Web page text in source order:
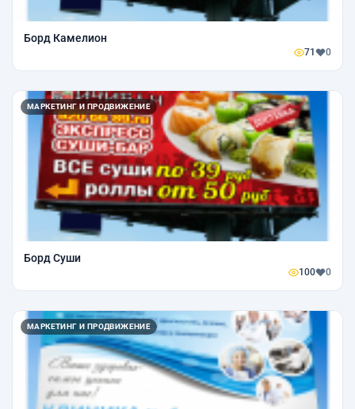
Борд Камелион
71 0
МАРКЕТИНГ И ПРОДВИЖЕНИЕ
Борд Суши
100 0
МАРКЕТИНГ И ПРОДВИЖЕНИЕ